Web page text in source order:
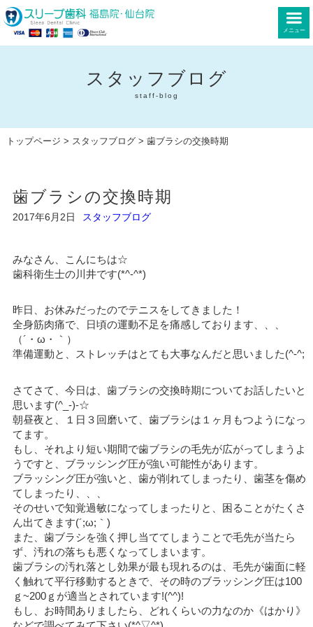
メニュー
スタッフブログ
staff-blog
トップページ > スタッフブログ> 歯ブラシの交換時期
歯ブラシの交換時期
2017年6月2日 スタッフブログ
みなさん、こんにちは☆
歯科衛生士の川井です(*^-^*)
昨日、お休みだったのでテニスをしてきました！
全身筋肉痛で、日頃の運動不足を痛感しております、、、
（´・ω・｀）
準備運動と、ストレッチはとても大事なんだと思いました(^-^;
さてさて、今日は、歯ブラシの交換時期についてお話したいと
思います(^_-)-☆
朝昼夜と、１日３回磨いて、歯ブラシは１ヶ月もつようになっ
てます。
もし、それより短い期間で歯ブラシの毛先が広がってしまうよ
うですと、ブラッシング圧が強い可能性があります。
ブラッシング圧が強いと、歯が削れてしまったり、歯茎を傷め
てしまったり、、、
そのせいで知覚過敏になってしまったりと、困ることがたくさ
ん出てきます(´;ω;｀)
また、歯ブラシを強く押し当ててしまうことで毛先が当たら
ず、汚れの落ちも悪くなってしまいます。
歯ブラシの汚れ落とし効果が最も現れるのは、毛先が歯面に軽
く触れて平行移動するときで、その時のブラッシング圧は100
ｇ~200ｇが適当とされています!(^^)!
もし、お時間ありましたら、どれくらいの力なのか《はかり》